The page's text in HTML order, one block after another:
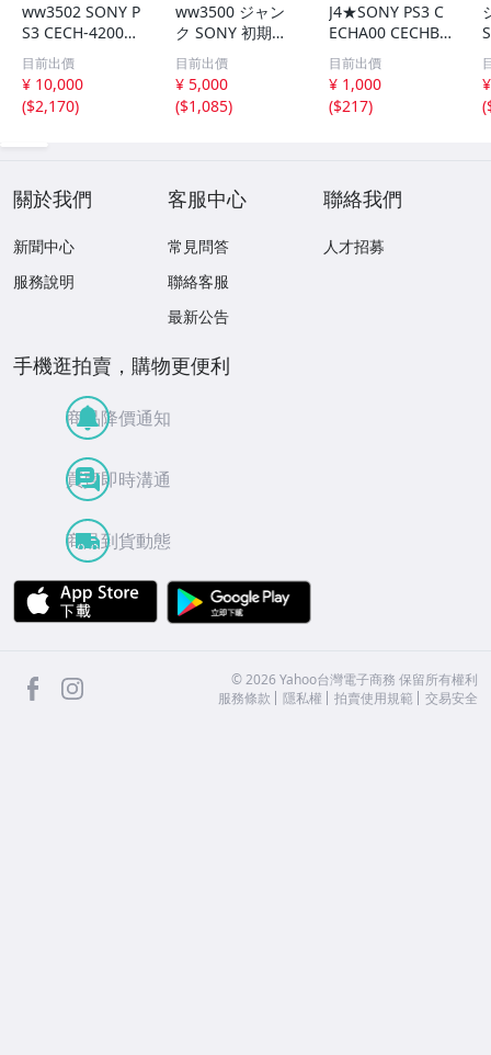
ww3502 SONY P
S3 CECH-4200B
ホワイト PlaySta
tion3
目前出價
¥ 10,000
($2,170)
ww3500 ジャン
ク SONY 初期型P
S3 2台セット CE
CHA00/CECHH00
PlayStation3
目前出價
¥ 5,000
($1,085)
J4★SONY PS3 C
ECHA00 CECHB0
0 2台セット ジャ
ンク 動作未確認
外装破損 プレイ
ステーション3 プ
目前出價
¥ 1,000
($217)
(
關於我們
新聞中心
服務說明
客服中心
常見問答
聯絡客服
最新公告
聯絡我們
人才招募
手機逛拍賣，購物更便利
商品降價通知
買賣即時溝通
商品到貨動態
APP Store
facebook ©2026 Yahoo台灣電子商務 保留所有權利
服務條款
隱私權 拍賣使用規範 交易安全